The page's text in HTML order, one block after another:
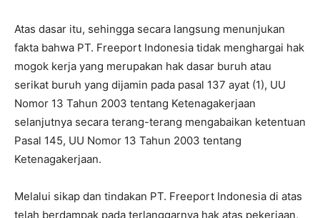
Atas dasar itu, sehingga secara langsung menunjukan
fakta bahwa PT. Freeport Indonesia tidak menghargai hak
mogok kerja yang merupakan hak dasar buruh atau
serikat buruh yang dijamin pada pasal 137 ayat (1), UU
Nomor 13 Tahun 2003 tentang Ketenagakerjaan
selanjutnya secara terang-terang mengabaikan ketentuan
Pasal 145, UU Nomor 13 Tahun 2003 tentang
Ketenagakerjaan.
Melalui sikap dan tindakan PT. Freeport Indonesia di atas
telah berdampak pada terlanggarnya hak atas pekerjaan,